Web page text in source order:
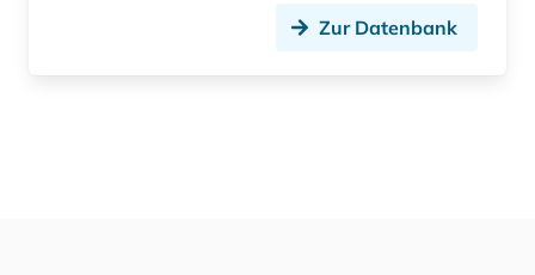
Zur Datenbank